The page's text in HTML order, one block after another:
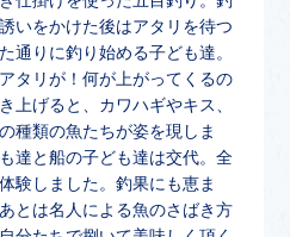
いをかけた後はアタリを待つ
通りに釣り始める子ども達。
タリが！何が上がってくるの
上げると、カワハギやキス、
種類の魚たちが姿を現しま
達と船の子ども達は交代。全
験しました。釣果にも恵ま
とは名人による魚のさばき方